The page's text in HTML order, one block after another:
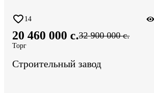
14
20 460 000 c.32 900 000 c.
Торг
Строительный завод